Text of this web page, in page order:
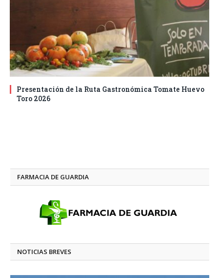
Presentación de la Ruta Gastronómica Tomate Huevo
Toro 2026
FARMACIA DE GUARDIA
NOTICIAS BREVES